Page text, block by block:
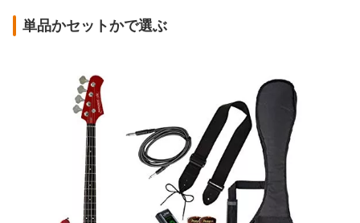
単品かセットかで選ぶ